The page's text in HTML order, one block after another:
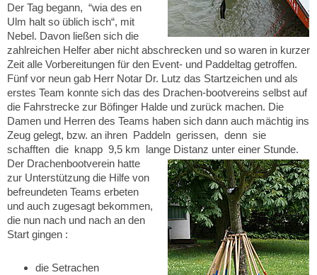
Der Tag begann, “wia des en
Ulm halt so üblich isch“, mit
Nebel. Davon ließen sich die
zahlreichen Helfer aber nicht abschrecken und so waren in kurzer
Zeit alle Vorbereitungen für den Event- und Paddeltag getroffen.
Fünf vor neun gab Herr Notar Dr. Lutz das Startzeichen und als
erstes Team konnte sich das des Drachen-bootvereins selbst auf
die Fahrstrecke zur Böfinger Halde und zurück machen. Die
Damen und Herren des Teams haben sich dann auch mächtig ins
Zeug gelegt, bzw. an ihren Paddeln gerissen, denn sie
schafften die knapp 9,5 km lange Distanz unter einer Stunde.
Der Drachenbootverein hatte
zur Unterstützung die Hilfe von
befreundeten Teams erbeten
und auch zugesagt bekommen,
die nun nach und nach an den
Start gingen :
die Setrachen